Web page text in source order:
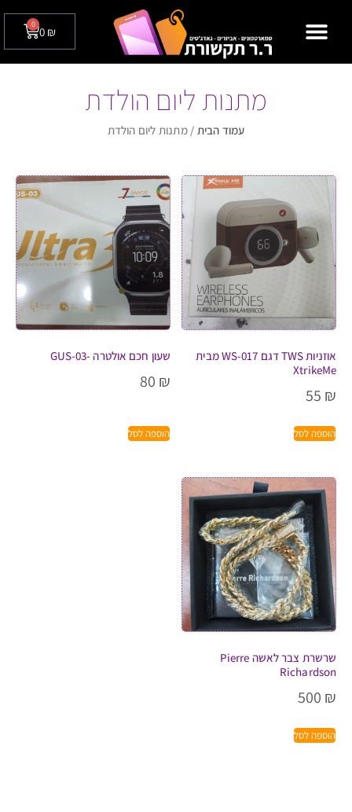
0 ₪
0
מתנות ליום הולדת
עמוד הבית / מתנות ליום הולדת
אוזניות TWS דגם WS-017 מבית
XtrikeMe
55 ₪
הוספה לסל
שעון חכם אולטרה -GUS-03
80 ₪
הוספה לסל
שרשרת צבר לאשה Pierre
Richardson
500 ₪
הוספה לסל